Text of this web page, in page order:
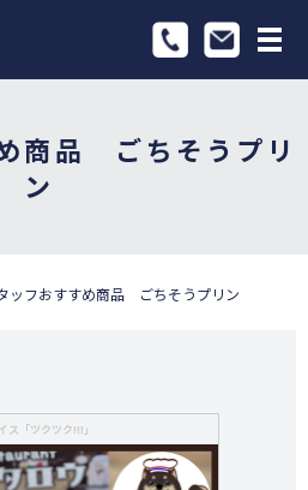
メ
商品 ごちそうプリ
ン
ッフおすすめ商品 ごちそうプリン
ス「ツクツク!!!」